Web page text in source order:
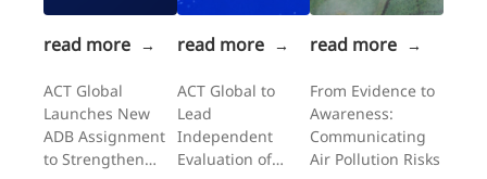
read more →
ACT Global
Launches New
ADB Assignment
to Strengthen
read more →
ACT Global to
Lead
Independent
Evaluation of
read more →
From Evidence to
Awareness:
Communicating
Air Pollution Risks